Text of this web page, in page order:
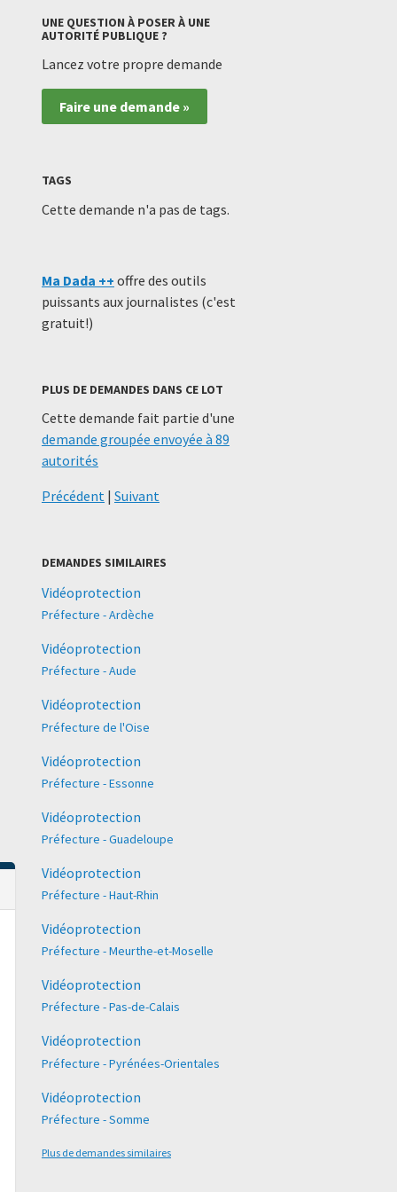
UNE QUESTION À POSER À UNE
AUTORITÉ PUBLIQUE ?
Lancez votre propre demande
Faire une demande »
TAGS
Cette demande n'a pas de tags.
Ma Dada ++ offre des outils
puissants aux journalistes (c'est
gratuit!)
PLUS DE DEMANDES DANS CE LOT
Cette demande fait partie d'une
demande groupée envoyée à 89
autorités
Précédent | Suivant
DEMANDES SIMILAIRES
Vidéoprotection
Préfecture - Ardèche
Vidéoprotection
Préfecture - Aude
Vidéoprotection
Préfecture de l'Oise
Vidéoprotection
Préfecture - Essonne
Vidéoprotection
Préfecture - Guadeloupe
Vidéoprotection
Préfecture - Haut-Rhin
Vidéoprotection
Préfecture - Meurthe-et-Moselle
Vidéoprotection
Préfecture - Pas-de-Calais
Vidéoprotection
Préfecture - Pyrénées-Orientales
Vidéoprotection
Préfecture - Somme
Plus de demandes similaires